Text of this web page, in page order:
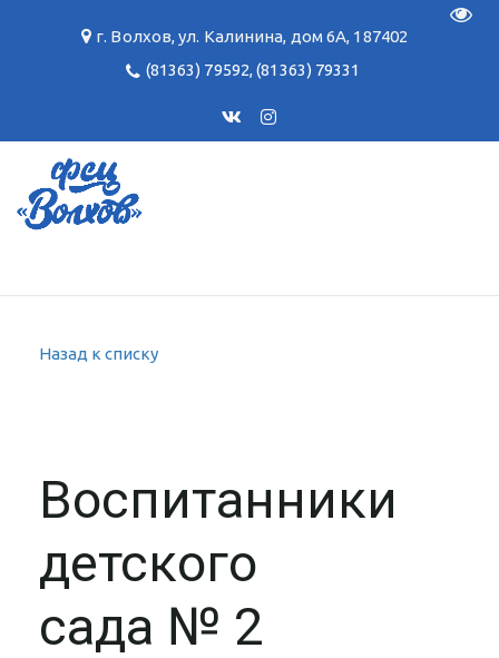
г. Волхов,ул. Калинина, дом 6А, 187402
(81363) 79592,(81363) 79331
Назад к списку
Воспитанники
детского
сада № 2